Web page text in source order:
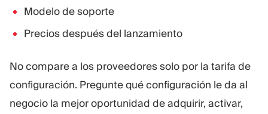
Modelo de soporte
Precios después del lanzamiento
No compare a los proveedores solo por la tarifa de
configuración. Pregunte qué configuración le da al
negocio la mejor oportunidad de adquirir, activar,